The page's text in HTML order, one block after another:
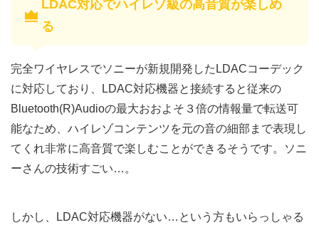
LDAC対応でハイレゾ級の高音質が楽しめ
る
完全ワイヤレスでソニーが新規開発したLDACコーデック
に対応しており、LDAC対応機器と接続すると従来の
Bluetooth(R)Audioの最大おおよそ３倍の情報量で転送可
能なため、ハイレゾコンテンツを元の音の細部まで表現し
てくれ非常に高音質で楽しむことができるそうです。ソニ
ーさんの技術すごい…。
しかし、LDAC対応機器がない…という方もいらっしゃる